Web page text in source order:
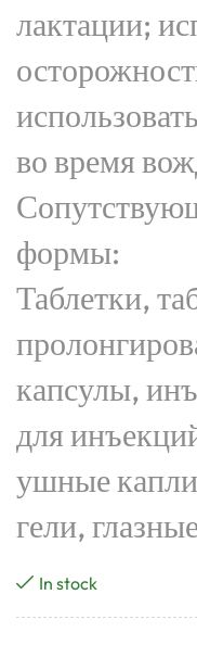
лактации;
во время
формы:
Таблетки,
капсулы,
для
ушные
гели,
In stock